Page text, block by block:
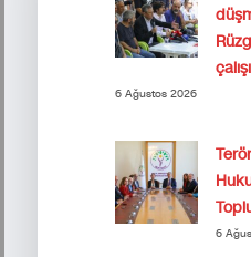
6 Ağustos 2026
6